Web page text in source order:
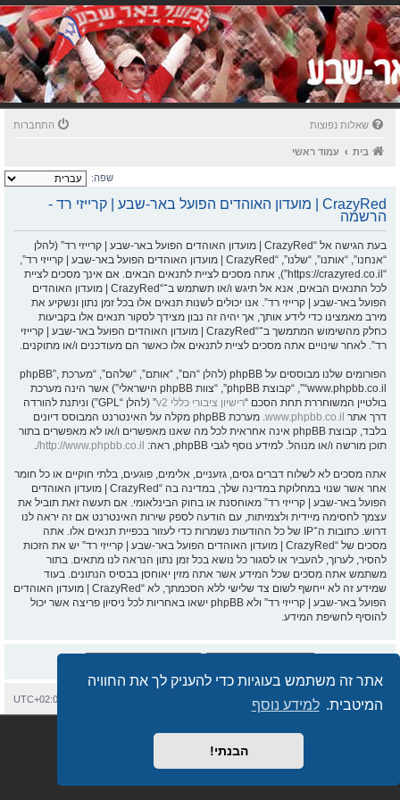
אתר זה משתמש בעוגיות כדי להעניק לך את החוויה
המיטבית. למידע נוסף
הבנתי!
שאלות נפוצות התחברות
בית עמוד ראשי
שפה:
CrazyRed | מועדון האוהדים הפועל באר-שבע | קרייזי רד -
הרשמה
בעת הגישה אל “CrazyRed | מועדון האוהדים הפועל באר-שבע | קרייזי רד” (להלן
“אנחנו”, “אותנו”, “שלנו”, “CrazyRed | מועדון האוהדים הפועל באר-שבע | קרייזי רד”,
“https://crazyred.co.il”), אתה מסכים לציית לתנאים הבאים. אם אינך מסכים לציית
לכל התנאים הבאים, אנא אל תיגש ו/או תשתמש ב־“CrazyRed | מועדון האוהדים
הפועל באר-שבע | קרייזי רד”. אנו יכולים לשנות תנאים אלו בכל זמן נתון ונשקיע את
מירב מאמצינו כדי לידע אותך, אך יהיה זה נבון מצידך לסקור תנאים אלו בקביעות
כחלק מהשימוש המתמשך ב־“CrazyRed | מועדון האוהדים הפועל באר-שבע | קרייזי
רד”. לאחר שינויים אתה מסכים לציית לתנאים אלו כאשר הם מעודכנים ו/או מתוקנים.
הפורומים שלנו מבוססים על phpBB (להלן “הם”, “אותם”, “שלהם”, “מערכת phpBB”,
“www.phpbb.co.il”, “קבוצת phpBB”, “צוות phpBB הישראלי”) אשר הינה מערכת
בולטיין המשוחררת תחת הסכם “רישיון ציבורי כללי v2
” (להלן “GPL”) וניתנת להורדה
דרך אתר www.phpbb.co.il
. מערכת phpBB מקלה על האינטרנט המבוסס דיונים
בלבד, קבוצת phpBB אינה אחראית לכל מה שאנו מאפשרים ו/או לא מאפשרים בתור
תוכן מורשה ו/או מנוהל. למידע נוסף לגבי phpBB, ראה:
http://www.phpbb.co.il/
.
אתה מסכים לא לשלוח דברים גסים, גזעניים, אלימים, פוגעים, בלתי חוקיים או כל חומר
אחר אשר שנוי במחלוקת במדינה שלך, במדינה בה “CrazyRed | מועדון האוהדים
הפועל באר-שבע | קרייזי רד” מאוחסנת או בחוק הבינלאומי. אם תעשה זאת תוביל את
עצמך לחסימה מיידית ולצמיתות, עם הודעה לספק שירות האינטרנט אם זה יראה לנו
דרוש. כתובות ה־IP של כל ההודעות נשמרות כדי לעזור בכפיית תנאים אלו. אתה
מסכים של “CrazyRed | מועדון האוהדים הפועל באר-שבע | קרייזי רד” יש את הזכות
להסיר, לערוך, להעביר או לסגור כל נושא בכל זמן נתון הנראה לנו מתאים. בתור
משתמש אתה מסכים שכל המידע אשר אתה מזין יאוחסן בבסיס הנתונים. בעוד
שמידע זה לא ייחשף לשום צד שלישי ללא הסכמתך, לא “CrazyRed | מועדון האוהדים
הפועל באר-שבע | קרייזי רד” ולא phpBB ישאו באחריות לכל ניסיון פריצה אשר יכול
להוסיף לחשיפת המידע.
בית עמוד ראשי UTC+02:00 יצירת קשר
מופעל על ידיphpBB
® Forum Software © phpBB Limited